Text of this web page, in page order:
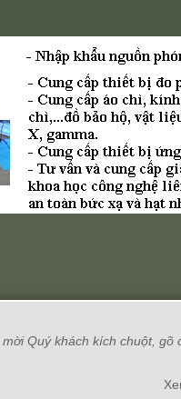
Quý khách kích chuột,